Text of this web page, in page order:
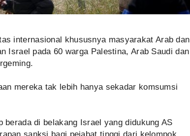
internasional khususnya masyarakat Arab dan
Israel pada 60 warga Palestina, Arab Saudi dan
mereka tak lebih hanya sekadar komsumsi
berada di belakang Israel yang didukung AS